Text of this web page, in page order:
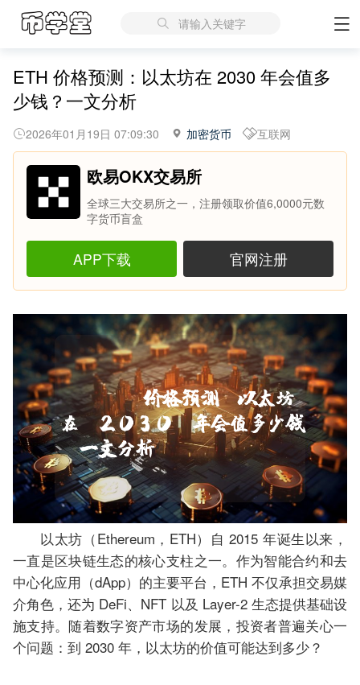
请输入关键字
ETH 价格预测：以太坊在 2030 年会值多
少钱？一文分析
2026年01月19日 07:09:30 加密货币 互联网
欧易OKX交易所
全球三大交易所之一，注册领取价值6,0000元数
字货币盲盒
APP下载 官网注册
以太坊（Ethereum，ETH）自 2015 年诞生以来，
一直是区块链生态的核心支柱之一。作为智能合约和去
中心化应用（dApp）的主要平台，ETH 不仅承担交易媒
介角色，还为 DeFi、NFT 以及 Layer-2 生态提供基础设
施支持。随着数字资产市场的发展，投资者普遍关心一
个问题：到 2030 年，以太坊的价值可能达到多少？